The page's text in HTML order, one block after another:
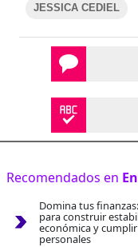
JESSICA CEDIEL
Recomendados en
Domina tus
para construir
económica y
personales